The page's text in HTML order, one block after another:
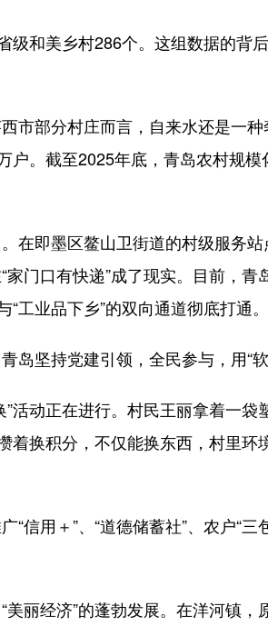
和美乡村286个。这组数据的背
部分村庄而言，自来水还是一种
户。截至2025年底，青岛农村规
即墨区鳌山卫街道的村级服务站
门口有快递”成了现实。目前，
工业品下乡”的双向通道彻底打通。
持党建引领，全民参与，用“软
动正在进行。村民王丽拿着一袋
着换积分，不仅能换东西，村里环
用＋”、“道德储蓄社”、农户“三
经济”的蓬勃发展。在洋河镇，